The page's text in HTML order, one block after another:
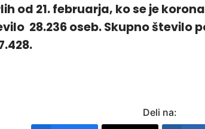
od 21. februarja, ko se je
28.236 oseb. Skupno število
Deli na: